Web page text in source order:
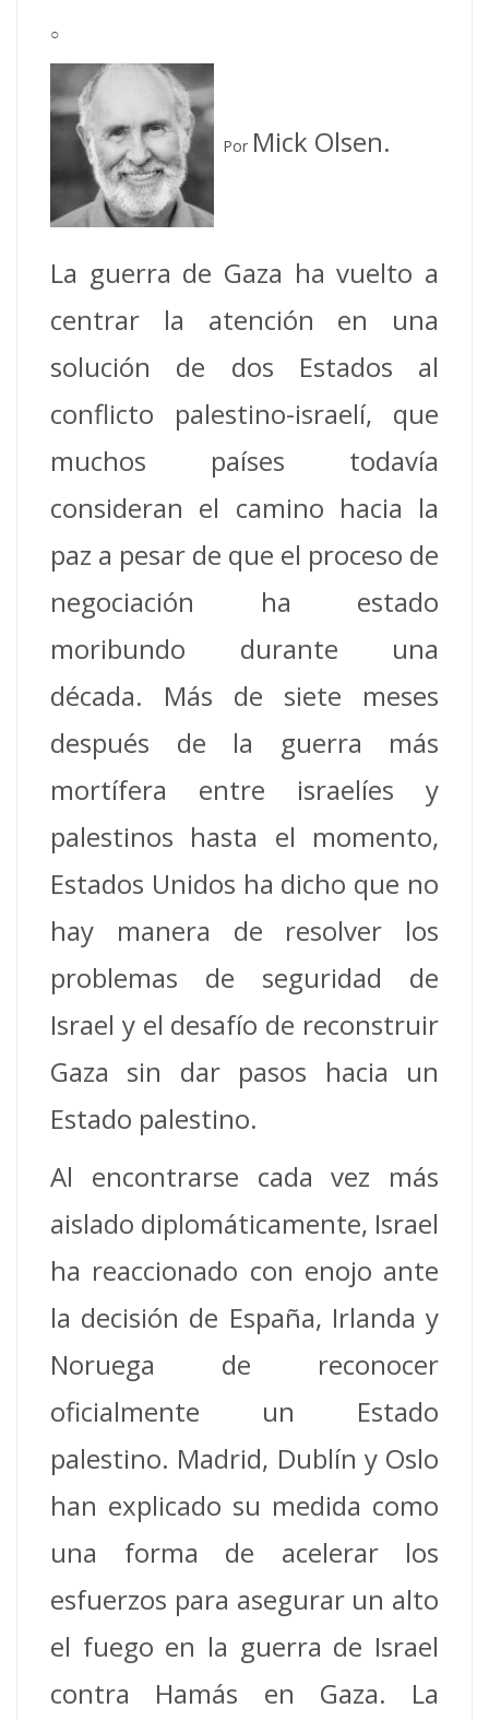
○
Por Mick Olsen.
La guerra de Gaza ha vuelto a
centrar la atención en una
solución de dos Estados al
conflicto palestino-israelí, que
muchos países todavía
consideran el camino hacia la
paz a pesar de que el proceso de
negociación ha estado
moribundo durante una
década. Más de siete meses
después de la guerra más
mortífera entre israelíes y
palestinos hasta el momento,
Estados Unidos ha dicho que no
hay manera de resolver los
problemas de seguridad de
Israel y el desafío de reconstruir
Gaza sin dar pasos hacia un
Estado palestino.
Al encontrarse cada vez más
aislado diplomáticamente, Israel
ha reaccionado con enojo ante
la decisión de España, Irlanda y
Noruega de reconocer
oficialmente un Estado
palestino. Madrid, Dublín y Oslo
han explicado su medida como
una forma de acelerar los
esfuerzos para asegurar un alto
el fuego en la guerra de Israel
contra Hamás en Gaza. La